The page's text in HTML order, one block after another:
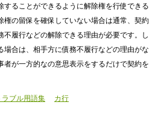
することができるように解除権を行使できる
権の留保を確保していない場合は通常、契約
不履行などの解除できる理由が必要です。し
場合は、相手方に債務不履行などの理由がな
者が一方的なの意思表示をするだけで契約を
ラブル用語集 カ行